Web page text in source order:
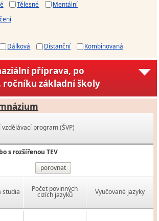
Tělesné
Mentální
Dálková Distanční Kombinovaná
příprava, po
ročníku základní školy
program (ŠVP)
s rozšířenou TEV
porovnat
studia Počet povinných
cizích jazyků Vyučované jazyky